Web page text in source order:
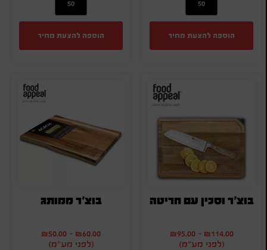
הוספה להצעת מחיר הוספה להצעת מחיר
בוצ'ר וסכין עם חריטה
₪114.00
-
₪95.00
(לפני מע"מ)
בוצ'ר ממותג
₪60.00
-
₪50.00
(לפני מע"מ)